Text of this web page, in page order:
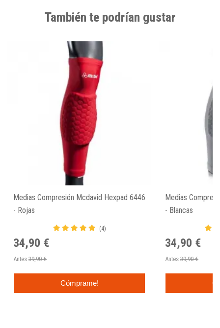
También te podrían gustar
Medias Compresión Mcdavid Hexpad 6446
- Rojas
(4)
34,90 €
Antes 39,90 €
Cómprame!
Medias
- Blancas
34,90 €
Antes 39,90 €